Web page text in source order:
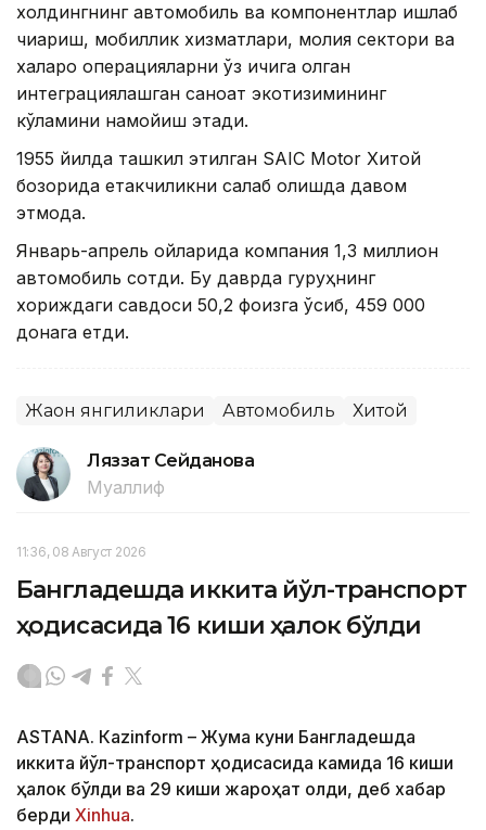
холдингнинг автомобиль ва компонентлар ишлаб
чиқариш, мобиллик хизматлари, молия сектори ва
халқаро операцияларни ўз ичига олган
интеграциялашган саноат экотизимининг
кўламини намойиш этади.
1955 йилда ташкил этилган SAIC Motor Хитой
бозорида етакчиликни сақлаб қолишда давом
этмоқда.
Январь-апрель ойларида компания 1,3 миллион
автомобиль сотди. Бу даврда гуруҳнинг
хориждаги савдоси 50,2 фоизга ўсиб, 459 000
донага етди.
Жаҳон янгиликлари Автомобиль Хитой
Ляззат Сейданова
Муаллиф
11:36, 08 Август 2026
Бангладешда иккита йўл-транспорт
ҳодисасида 16 киши ҳалок бўлди
ASTANА. Кazinform – Жума куни Бангладешда
иккита йўл-транспорт ҳодисасида камида 16 киши
ҳалок бўлди ва 29 киши жароҳат олди, деб хабар
берди Xinhua.